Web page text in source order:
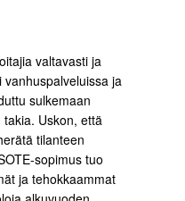
valtavasti ja
ja
sulkemaan
Uskon, että
tilanteen
sopimus tuo
ja tehokkaammat